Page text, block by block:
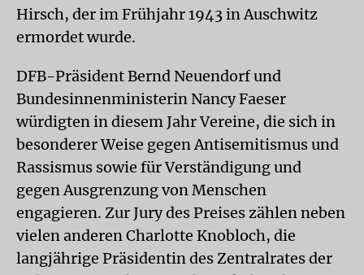
Hirsch, der im Frühjahr 1943 in Auschwitz
ermordet wurde.
DFB-Präsident Bernd Neuendorf und
Bundesinnenministerin Nancy Faeser
würdigten in diesem Jahr Vereine, die sich in
besonderer Weise gegen Antisemitismus und
Rassismus sowie für Verständigung und
gegen Ausgrenzung von Menschen
engagieren. Zur Jury des Preises zählen neben
vielen anderen Charlotte Knobloch, die
langjährige Präsidentin des Zentralrates der